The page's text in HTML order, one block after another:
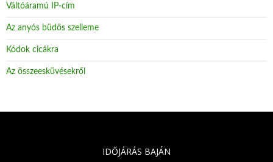
Váltóáramú IP-cím
Az anyós büdös szelleme
Kódok cicákra
Az összeesküvésekről
IDŐJÁRÁS BAJÁN